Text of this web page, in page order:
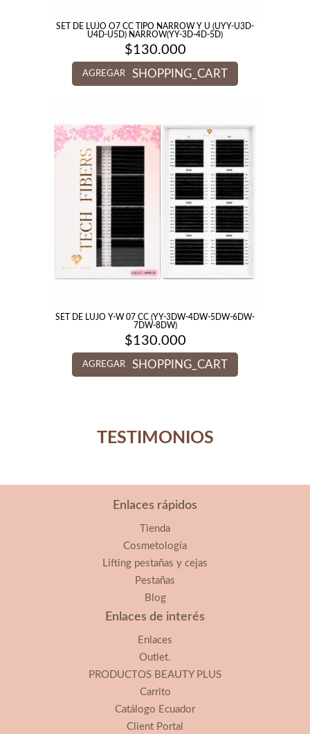
SET DE LUJO O7 CC TIPO NARROW Y U (UYY-U3D-
U4D-U5D) NARROW(YY-3D-4D-5D)
$130.000
AGREGAR SHOPPING_CART
SET DE LUJO Y-W 07 CC (YY-3DW-4DW-5DW-6DW-
7DW-8DW)
$130.000
AGREGAR SHOPPING_CART
TESTIMONIOS
Enlaces rápidos
Tienda
Cosmetología
Lifting pestañas y cejas
Pestañas
Blog
Enlaces de interés
Enlaces
Outlet.
PRODUCTOS BEAUTY PLUS
Carrito
Catálogo Ecuador
Client Portal